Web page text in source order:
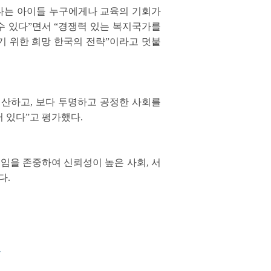
아이들 누구에게나 교육의 기회가
있다”면서 “경쟁력 있는 복지국가를
위한 희망 한국의 전략”이라고 덧붙
하고, 보다 투명하고 공정한 사회를
있다”고 평가했다.
을 존중하여 신뢰성이 높은 사회, 서
.